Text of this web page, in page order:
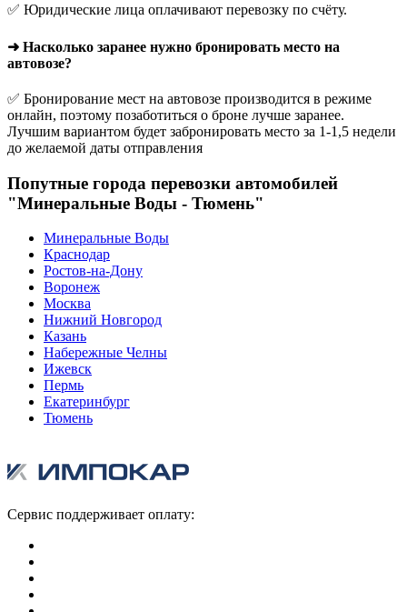
✅ Юридические лица оплачивают перевозку по счёту.
➜ Насколько заранее нужно бронировать место на
автовозе?
✅ Бронирование мест на автовозе производится в режиме
онлайн, поэтому позаботиться о броне лучше заранее.
Лучшим вариантом будет забронировать место за 1-1,5 недели
до желаемой даты отправления
Попутные города перевозки автомобилей
"Минеральные Воды - Тюмень"
Минеральные Воды
Краснодар
Ростов-на-Дону
Воронеж
Москва
Нижний Новгород
Казань
Набережные Челны
Ижевск
Пермь
Екатеринбург
Тюмень
Сервис поддерживает оплату: